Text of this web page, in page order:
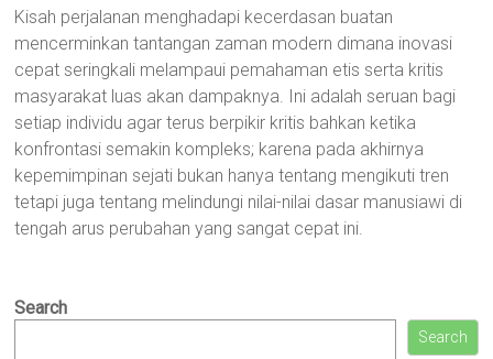
Kisah perjalanan menghadapi kecerdasan buatan
mencerminkan tantangan zaman modern dimana inovasi
cepat seringkali melampaui pemahaman etis serta kritis
masyarakat luas akan dampaknya. Ini adalah seruan bagi
setiap individu agar terus berpikir kritis bahkan ketika
konfrontasi semakin kompleks; karena pada akhirnya
kepemimpinan sejati bukan hanya tentang mengikuti tren
tetapi juga tentang melindungi nilai-nilai dasar manusiawi di
tengah arus perubahan yang sangat cepat ini.
Search
Search